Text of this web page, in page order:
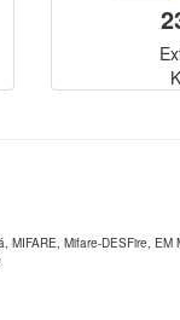
Mifare-DESFire,